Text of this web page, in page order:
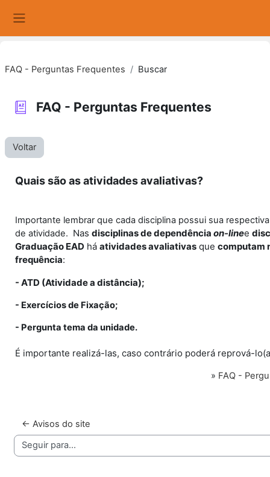
FAQ - Perguntas Frequentes Buscar
FAQ - Perguntas Frequentes
Voltar
Quais são as atividades avaliativas?
Importante lembrar que cada disciplina possui sua
de atividade. Nas disciplinas de dependência on-linee
Graduação EAD há atividades avaliativasque computam
frequência:
- ATD (Atividade a distância);
- Exercícios de Fixação;
- Pergunta tema da unidade.
É importante realizá-las, caso contrário poderá reprová-
» FAQ -
← Avisos do site
Seguir para...